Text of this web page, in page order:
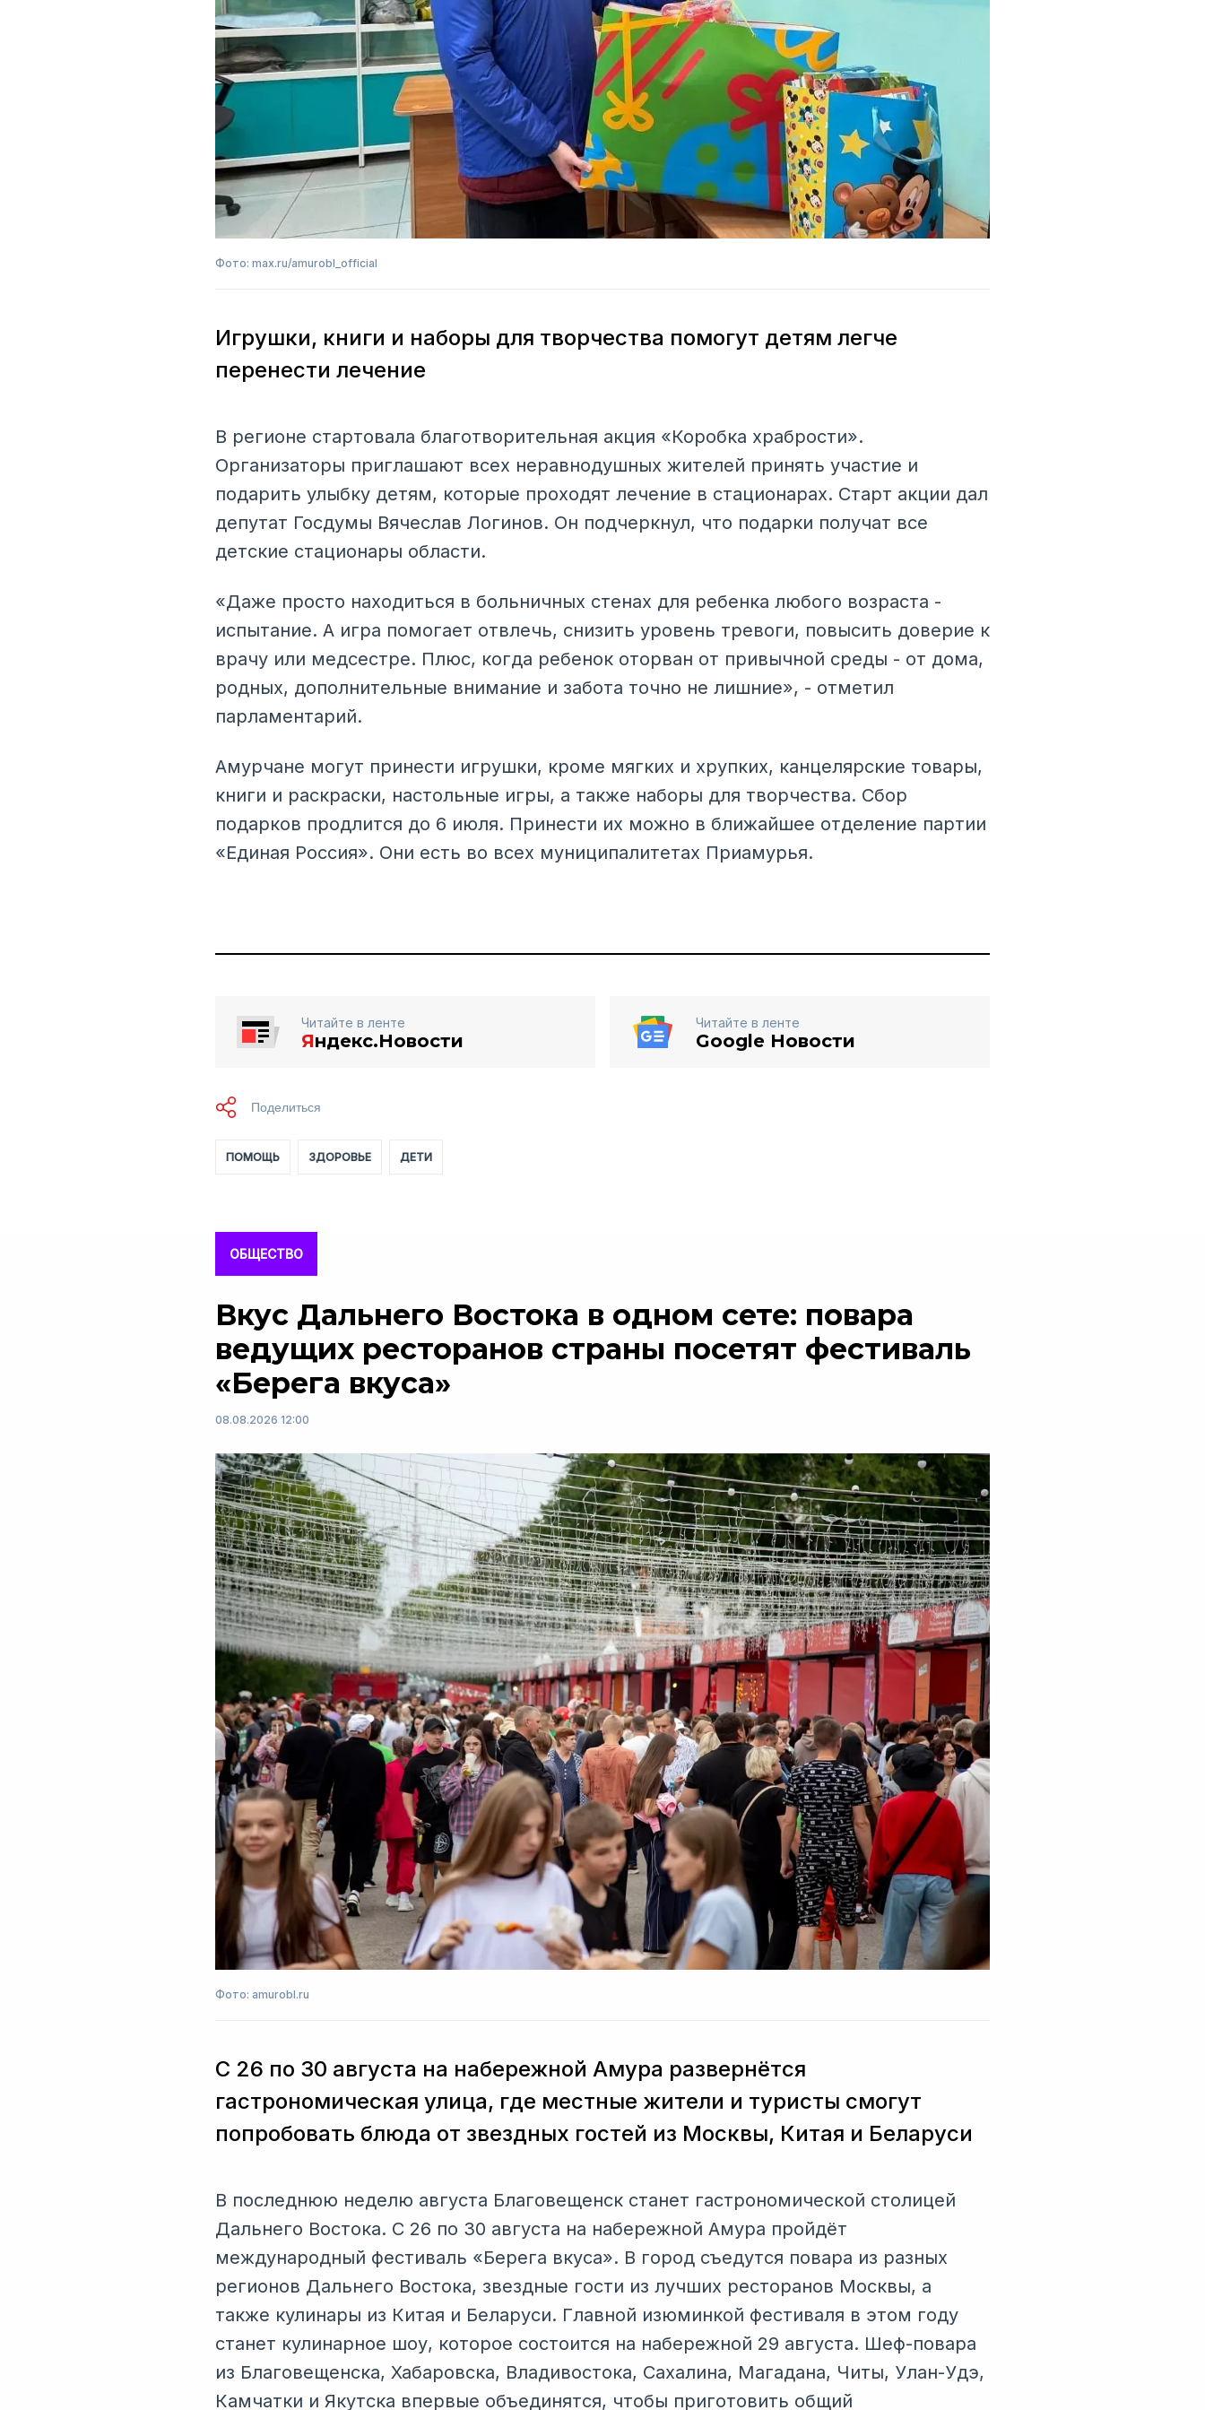
Фото: max.ru/amurobl_official
Игрушки, книги и наборы для творчества помогут детям легче
перенести лечение
В регионе стартовала благотворительная акция «Коробка храбрости».
Организаторы приглашают всех неравнодушных жителей принять участие и
подарить улыбку детям, которые проходят лечение в стационарах. Старт акции дал
депутат Госдумы Вячеслав Логинов. Он подчеркнул, что подарки получат все
детские стационары области.
«Даже просто находиться в больничных стенах для ребенка любого возраста -
испытание. А игра помогает отвлечь, снизить уровень тревоги, повысить доверие к
врачу или медсестре. Плюс, когда ребенок оторван от привычной среды - от дома,
родных, дополнительные внимание и забота точно не лишние», - отметил
парламентарий.
Амурчане могут принести игрушки, кроме мягких и хрупких, канцелярские товары,
книги и раскраски, настольные игры, а также наборы для творчества. Сбор
подарков продлится до 6 июля. Принести их можно в ближайшее отделение партии
«Единая Россия». Они есть во всех муниципалитетах Приамурья.
Читайте в ленте
Яндекс.Новости
Читайте в ленте
Google Новости
ПОМОЩЬ ЗДОРОВЬЕ ДЕТИ
ОБЩЕСТВО
Вкус Дальнего Востока в одном сете: повара
ведущих ресторанов страны посетят фестиваль
«Берега вкуса»
08.08.2026 12:00
Фото: amurobl.ru
С 26 по 30 августа на набережной Амура развернётся
гастрономическая улица, где местные жители и туристы смогут
попробовать блюда от звездных гостей из Москвы, Китая и Беларуси
В последнюю неделю августа Благовещенск станет гастрономической столицей
Дальнего Востока. С 26 по 30 августа на набережной Амура пройдёт
международный фестиваль «Берега вкуса». В город съедутся повара из разных
регионов Дальнего Востока, звездные гости из лучших ресторанов Москвы, а
также кулинары из Китая и Беларуси. Главной изюминкой фестиваля в этом году
станет кулинарное шоу, которое состоится на набережной 29 августа. Шеф-повара
из Благовещенска, Хабаровска, Владивостока, Сахалина, Магадана, Читы, Улан-Удэ,
Камчатки и Якутска впервые объединятся, чтобы приготовить общий